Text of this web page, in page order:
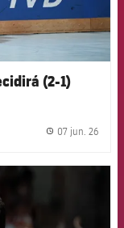
(2-1)
07 jun. 26